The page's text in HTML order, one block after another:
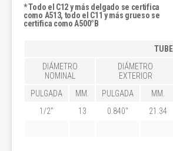
* Todo el C12 y más delgado se certifica
como A513, todo el C11 y más grueso se
certifica como A500°B
DIÁMETRO
NOMINAL
DIÁMETRO
EXTERIOR
PULGADA
MM. PULGADA MM.
1/2"
13 0.840" 21.34